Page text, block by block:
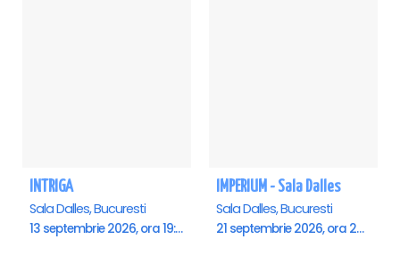
INTRIGA
Sala Dalles, Bucuresti
13 septembrie 2026, ora 19:00
IMPERIUM - Sala Dalles
Sala Dalles, Bucuresti
21 septembrie 2026, ora 20:00